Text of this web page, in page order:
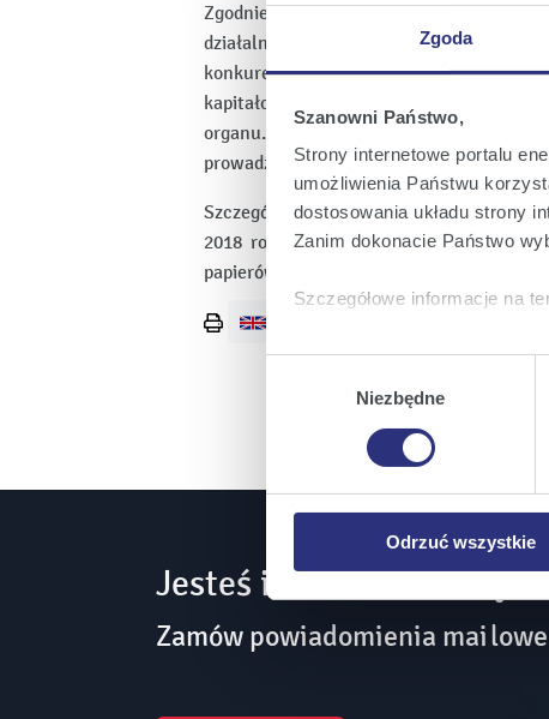
Zgoda
Szanowni Państwo,
Strony internetowe portalu
umożliwienia Państwu
dostosowania układu strony
Zanim dokonacie Państwo
Szczegółowe informacje na
KlikającAkceptuję
Zmień ustawienia
urządzeniu.
KlikającOdrzuć wszystkie
plików cookie niezbędnych
Niezbędne
Odrzuć wszystkie
Zgodnie ze złożonym oświadczeniem
działalności konkurencyjnej w stosunku
konkurencyjnej, jako wspólnik spółki
kapitałowej oraz nie uczestniczy w
organu. Pan Bartosz Nieścior nie
prowadzonym na podstawie ustawy o
Szczegółowa podstawa prawna: § 5 pkt
2018 roku w sprawie informacji
papierów wartościowych […].
stronę
Jesteś inwestorem?
Zamów powiadomienia